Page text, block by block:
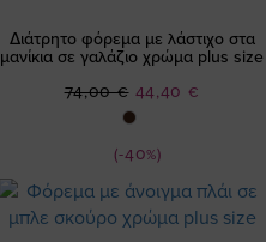
Διάτρητο φόρεμα με λάστιχο στα
μανίκια σε γαλάζιο χρώμα plus size
(-40%)
Ειδική
Τιμή
44,40 €
74,00 €